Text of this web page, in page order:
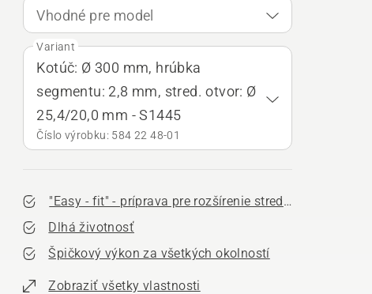
Vhodné pre model
Variant
Kotúč: Ø 300 mm, hrúbka
segmentu: 2,8 mm, stred. otvor: Ø
25,4/20,0 mm - S1445
Číslo výrobku: 584 22 48‑01
"Easy - fit" - príprava pre rozšírenie stredového otvoru
Dlhá životnosť
Špičkový výkon za všetkých okolností
Zobraziť všetky vlastnosti